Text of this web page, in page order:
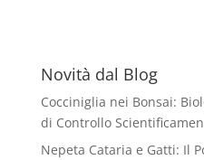
Novità dal Blog
Cocciniglia nei Bonsai:
di Controllo
Nepeta Cataria e Gatti: Il